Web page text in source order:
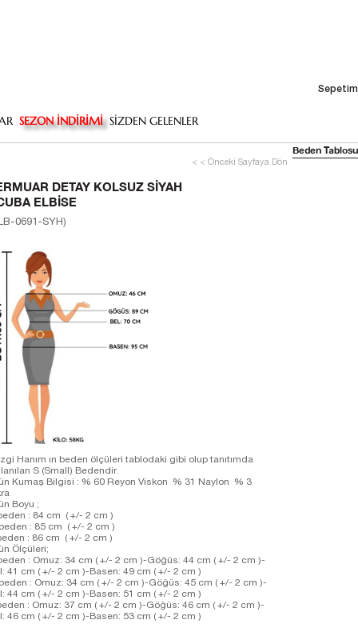
Sepetim
SEZON İNDİRİMİ SİZDEN GELENLER
< < Önceki Sayfaya Dön
DETAY KOLSUZ SIYAH
ELBISE
0691-SYH)
Hanım ın beden ölçüleri tablodaki gibi olup tanıtımda
S (Small) Bedendir.
Kumaş Bilgisi : % 60 Reyon Viskon % 31 Naylon % 3
Boyu ;
: 84 cm ( +/- 2 cm )
: 85 cm ( +/- 2 cm )
: 86 cm ( +/- 2 cm )
Ölçüleri;
: Omuz: 34 cm ( +/- 2 cm )-Göğüs: 44 cm ( +/- 2 cm )-
41 cm ( +/- 2 cm )-Basen: 49 cm ( +/- 2 cm )
: Omuz: 34 cm ( +/- 2 cm )-Göğüs: 45 cm ( +/- 2 cm )-
44 cm ( +/- 2 cm )-Basen: 51 cm ( +/- 2 cm )
: Omuz: 37 cm ( +/- 2 cm )-Göğüs: 46 cm ( +/- 2 cm )-
46 cm ( +/- 2 cm )-Basen: 53 cm ( +/- 2 cm )
Beden Tablosu